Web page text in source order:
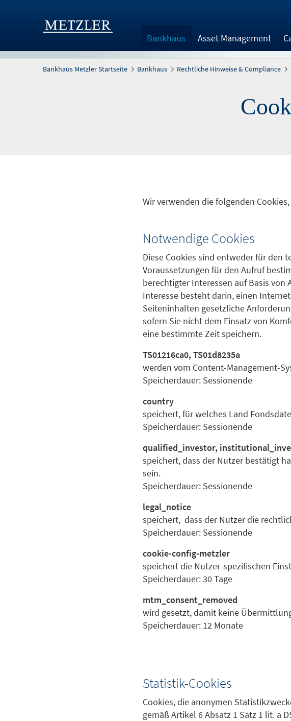
Bankhaus Asset Management
Bankhaus Metzler Startseite Bankhaus Rechtliche Hinweise & Compliance
Wir verwenden die folgenden
Notwendige Cookies
Diese Cookies sind entweder für den
Voraussetzungen für den Aufruf
berechtigter Interessen auf Basis von
Interesse besteht darin, einen
Seiteninhalten gesetzliche
sofern Sie nicht dem Einsatz von
eine bestimmte Zeit speichern.
TS01216ca0, TS01d8235a
werden vom Content-Management-
Speicherdauer: Sessionende
country
speichert, für welches Land
Speicherdauer: Sessionende
qualified_investor,
speichert, dass der Nutzer bestätigt
sein.
Speicherdauer: Sessionende
legal_notice
speichert, dass der Nutzer die
Speicherdauer: Sessionende
cookie-config-metzler
speichert die Nutzer-spezifischen
Speicherdauer: 30 Tage
mtm_consent_removed
wird gesetzt, damit keine
Speicherdauer: 12 Monate
Statistik-Cookies
Cookies, die anonymen
gemäß Artikel 6 Absatz 1 Satz 1 lit. a